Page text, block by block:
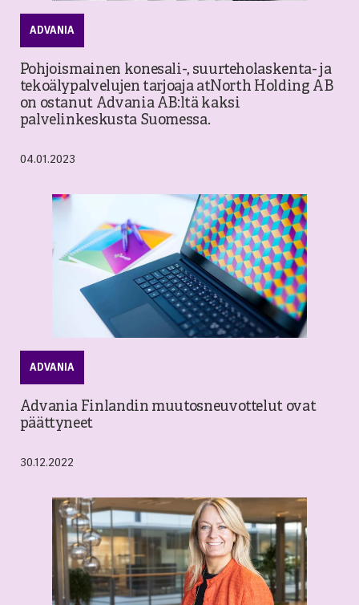
ADVANIA
Pohjoismainen konesali-, suurteholaskenta- ja
tekoälypalvelujen tarjoaja atNorth Holding AB
on ostanut Advania AB:ltä kaksi
palvelinkeskusta Suomessa.
04.01.2023
ADVANIA
Advania Finlandin muutosneuvottelut ovat
päättyneet
30.12.2022